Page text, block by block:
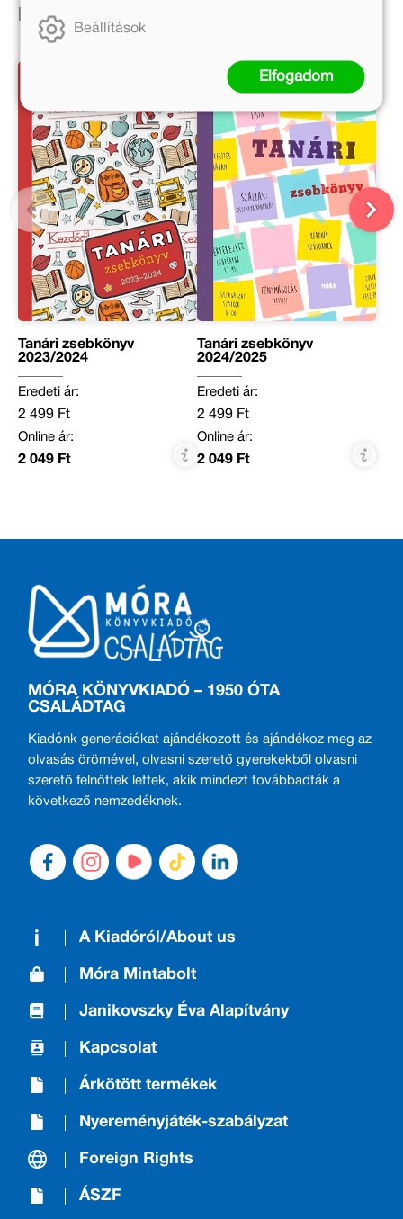
Ezek is érdekelhetnek!
Tanári zsebkönyv
2023/2024
Eredeti ár:
2 499 Ft
Online ár:
2 049 Ft
Tanári zsebkönyv
2024/2025
Eredeti ár:
2 499 Ft
Online ár:
2 049 Ft
MÓRA KÖNYVKIADÓ – 1950 ÓTA
CSALÁDTAG
Kiadónk generációkat ajándékozott és ajándékoz meg az
olvasás örömével, olvasni szerető gyerekekből olvasni
szerető felnőttek lettek, akik mindezt továbbadták a
következő nemzedéknek.
A Kiadóról/About us
Móra Mintabolt
Janikovszky Éva Alapítvány
Kapcsolat
Árkötött termékek
Nyereményjáték-szabályzat
Foreign Rights
ÁSZF
Beállítások
Elfogadom